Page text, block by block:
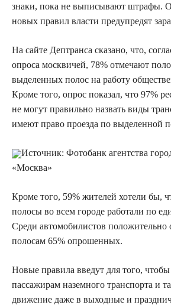
знаки, пока не выписывают штрафы. О
новых правил власти предупредят
На сайте Дептранса сказано, что,
опроса москвичей, 78% отмечают
выделенных полос на работу
Кроме того, опрос показал, что 97%
не могут правильно назвать виды
имеют право проезда по выделенной
Источник: Фотобанк агентства
«Москва»
Кроме того, 59% жителей хотели бы,
полосы во всем городе работали по
Среди автомобилистов положительно
полосам 65% опрошенных.
Новые правила введут для того, чтобы
пассажирам наземного транспорта и
движение даже в выходные и